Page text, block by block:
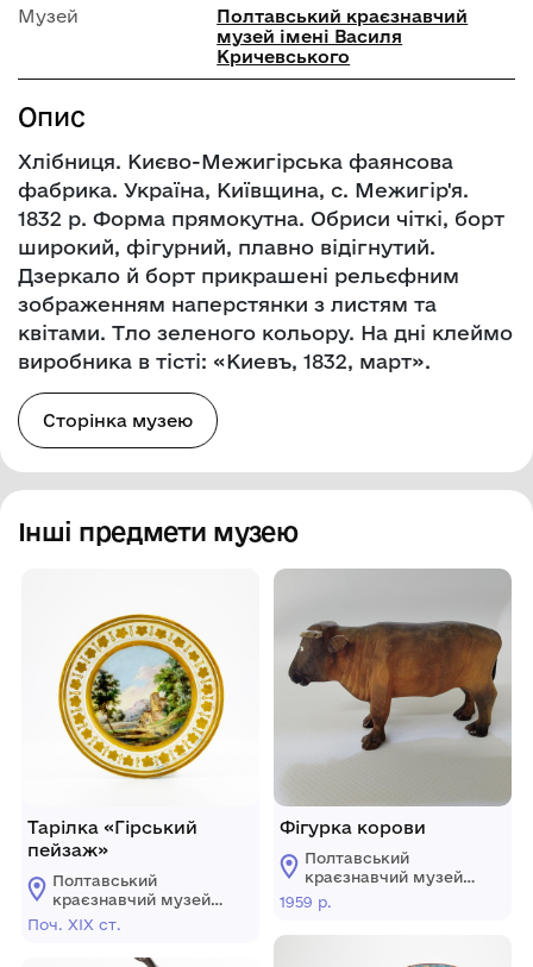
Музей
Полтавський краєзнавчий
музей імені Василя
Кричевського
Опис
Хлібниця. Києво-Межигірська фаянсова
фабрика. Україна, Київщина, с. Межигір'я.
1832 р. Форма прямокутна. Обриси чіткі, борт
широкий, фігурний, плавно відігнутий.
Дзеркало й борт прикрашені рельєфним
зображенням наперстянки з листям та
квітами. Тло зеленого кольору. На дні клеймо
виробника в тісті: «Киевъ, 1832, март».
Сторінка музею
Інші предмети музею
Тарілка «Гірський
пейзаж»
Полтавський
краєзнавчий музей
імені Василя
Поч. ХІХ ст.
Фігурка корови
Полтавський
краєзнавчий музей
імені Василя
Кричевського
1959 р.